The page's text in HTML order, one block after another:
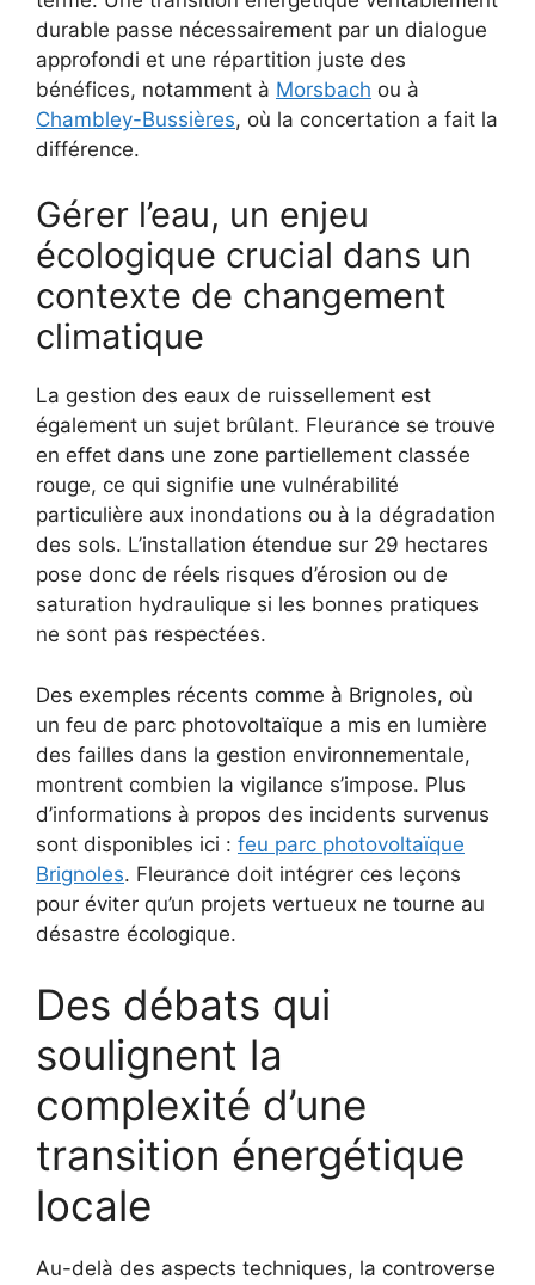
durable passe nécessairement par un dialogue
approfondi et une répartition juste des
bénéfices, notamment à Morsbach ou à
Chambley-Bussières, où la concertation a fait la
différence.
Gérer l’eau, un enjeu
écologique crucial dans un
contexte de changement
climatique
La gestion des eaux de ruissellement est
également un sujet brûlant. Fleurance se trouve
en effet dans une zone partiellement classée
rouge, ce qui signifie une vulnérabilité
particulière aux inondations ou à la dégradation
des sols. L’installation étendue sur 29 hectares
pose donc de réels risques d’érosion ou de
saturation hydraulique si les bonnes pratiques
ne sont pas respectées.
Des exemples récents comme à Brignoles, où
un feu de parc photovoltaïque a mis en lumière
des failles dans la gestion environnementale,
montrent combien la vigilance s’impose. Plus
d’informations à propos des incidents survenus
sont disponibles ici : feu parc photovoltaïque
Brignoles. Fleurance doit intégrer ces leçons
pour éviter qu’un projets vertueux ne tourne au
désastre écologique.
Des débats qui
soulignent la
complexité d’une
transition énergétique
locale
Au-delà des aspects techniques, la controverse